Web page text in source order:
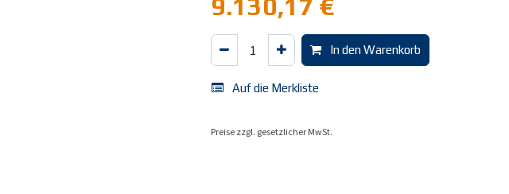
9.130,17 €
In den Warenkorb
Auf die Merkliste
Preise zzgl. gesetzlicher MwSt.